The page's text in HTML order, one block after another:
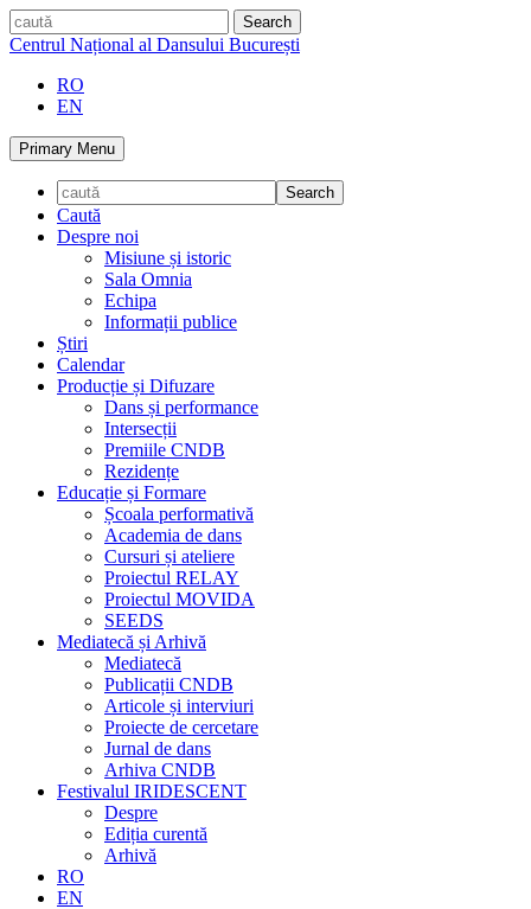
Skip
to
caută
Centrul Național al Dansului București
RO
EN
Primary Menu
Caută
Despre noi
Misiune și istoric
Sala Omnia
Echipa
Informații publice
Știri
Calendar
Producție și Difuzare
Dans și performance
Intersecții
Premiile CNDB
Rezidențe
Educație și Formare
Școala performativă
Academia de dans
Cursuri și ateliere
Proiectul RELAY
Proiectul MOVIDA
SEEDS
Mediatecă și Arhivă
Mediatecă
Publicații CNDB
Articole și interviuri
Proiecte de cercetare
Jurnal de dans
Arhiva CNDB
Festivalul IRIDESCENT
Despre
Ediția curentă
Arhivă
RO
EN